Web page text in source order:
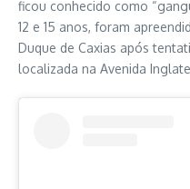
ficou conhecido como
12 e 15 anos, foram
Duque de Caxias após
localizada na Avenida